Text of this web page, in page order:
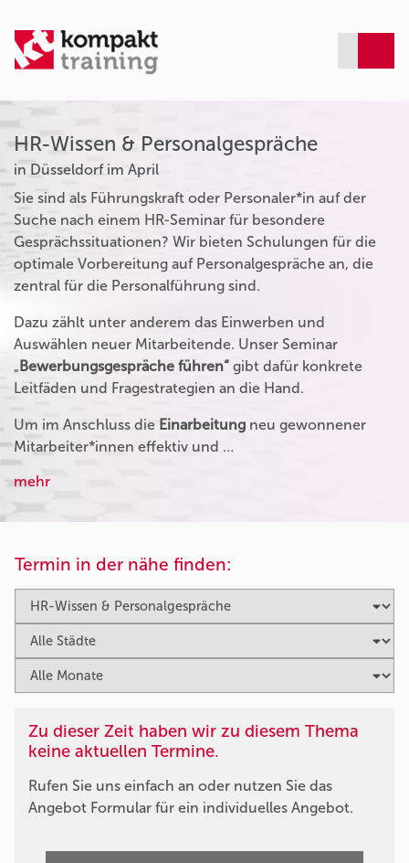
HR-Wissen & Personalgespräche
in Düsseldorf im April
Sie sind als Führungskraft oder Personaler*in auf der
Suche nach einem HR-Seminar für besondere
Gesprächssituationen? Wir bieten Schulungen für die
optimale Vorbereitung auf Personalgespräche an, die
zentral für die Personalführung sind.
Dazu zählt unter anderem das Einwerben und
Auswählen neuer Mitarbeitende. Unser Seminar
„Bewerbungsgespräche führen“ gibt dafür konkrete
Leitfäden und Fragestrategien an die Hand.
Um im Anschluss die Einarbeitung neu gewonnener
Mitarbeiter*innen effektiv und …
mehr
Termin in der nähe finden:
Zu dieser Zeit haben wir zu diesem Thema
keine aktuellen Termine.
Rufen Sie uns einfach an oder nutzen Sie das
Angebot Formular für ein individuelles Angebot.